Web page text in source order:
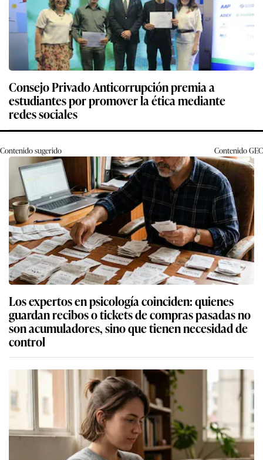
Consejo Privado Anticorrupción premia a
estudiantes por promover la ética mediante
redes sociales
Contenido sugerido ContenidoGEC
Los expertos en psicología coinciden: quienes
guardan recibos o tickets de compras pasadas no
son acumuladores, sino que tienen necesidad de
control